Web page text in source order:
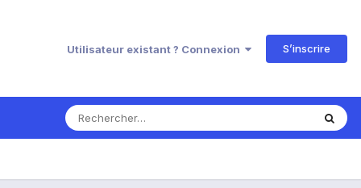
Utilisateur existant ? Connexion S’inscrire